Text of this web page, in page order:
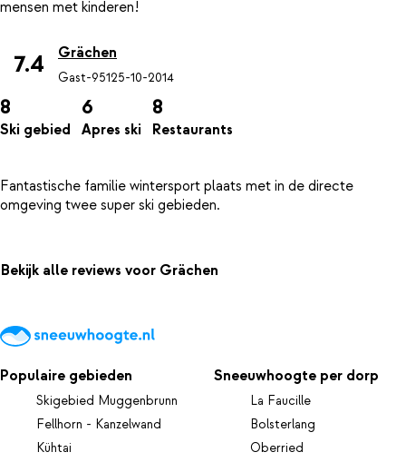
7.4 Grächen
Gast-95125-10-2014
8
Ski gebied
6
Apres ski
8
Restaurants
Fantastische familie wintersport plaats met in de directe
Bekijk alle reviews voor Grächen
Populaire gebieden
Skigebied Muggenbrunn
Fellhorn - Kanzelwand
Kühtai
Sneeuwhoogte per dorp
La Faucille
Bolsterlang
Oberried